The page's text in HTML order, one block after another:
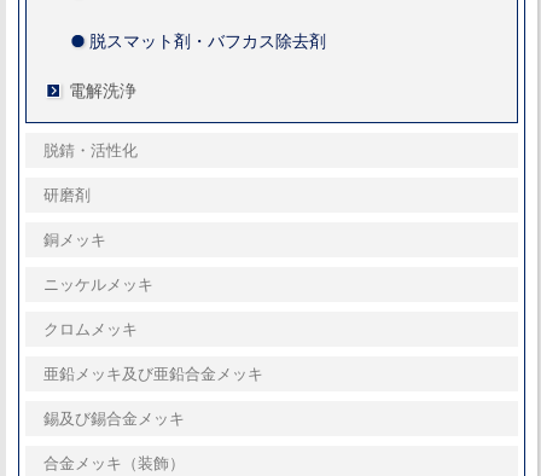
脱スマット剤・バフカス除去剤
電解洗浄
脱錆・活性化
研磨剤
銅メッキ
ニッケルメッキ
クロムメッキ
亜鉛メッキ及び亜鉛合金メッキ
錫及び錫合金メッキ
合金メッキ（装飾）